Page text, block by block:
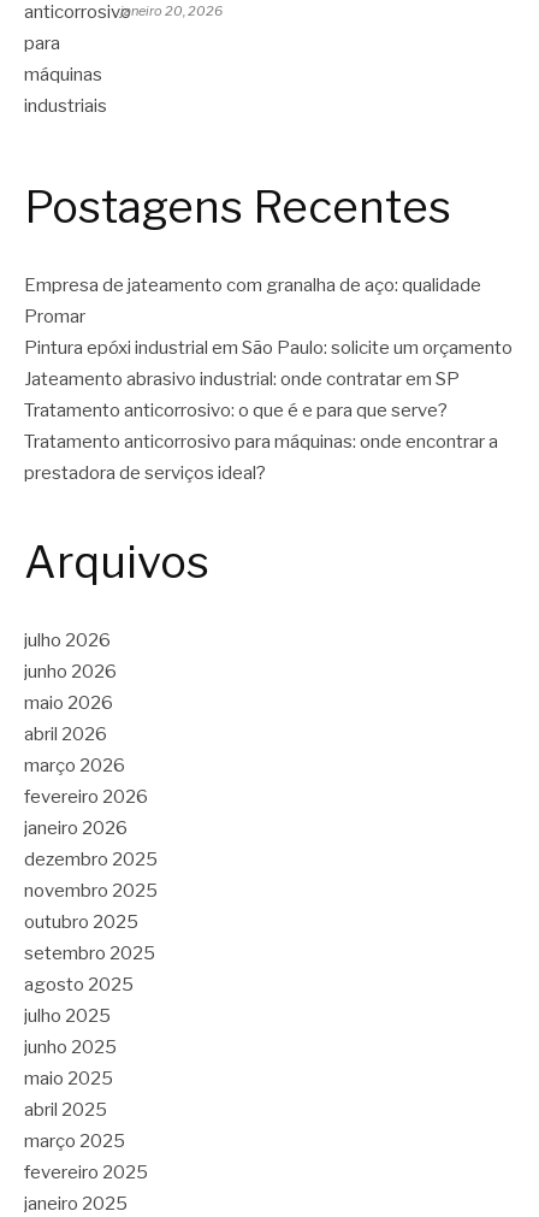
janeiro 20, 2026
Postagens Recentes
Empresa de jateamento com granalha de aço: qualidade
Promar
Pintura epóxi industrial em São Paulo: solicite um orçamento
Jateamento abrasivo industrial: onde contratar em SP
Tratamento anticorrosivo: o que é e para que serve?
Tratamento anticorrosivo para máquinas: onde encontrar a
prestadora de serviços ideal?
Arquivos
julho 2026
junho 2026
maio 2026
abril 2026
março 2026
fevereiro 2026
janeiro 2026
dezembro 2025
novembro 2025
outubro 2025
setembro 2025
agosto 2025
julho 2025
junho 2025
maio 2025
abril 2025
março 2025
fevereiro 2025
janeiro 2025